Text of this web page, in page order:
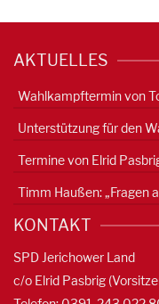
AKTUELLES
Wahlkampftermin von
Unterstützung für den
Termine von Elrid
Timm Haußen: „Fragen
KONTAKT
SPD Jerichower Land
c/o Elrid Pasbrig